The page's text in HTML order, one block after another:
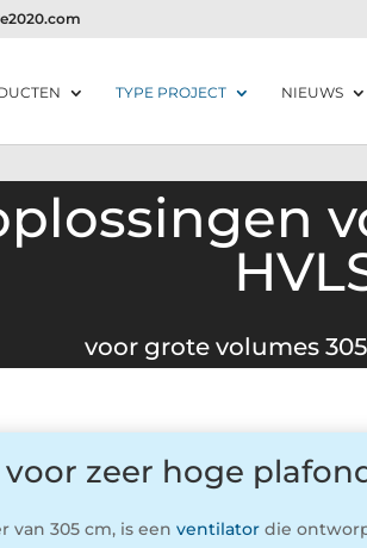
TYPE PROJECT NIEUWS
voor grote volumes
zeer hoge
van 305 cm, is eenventilator die